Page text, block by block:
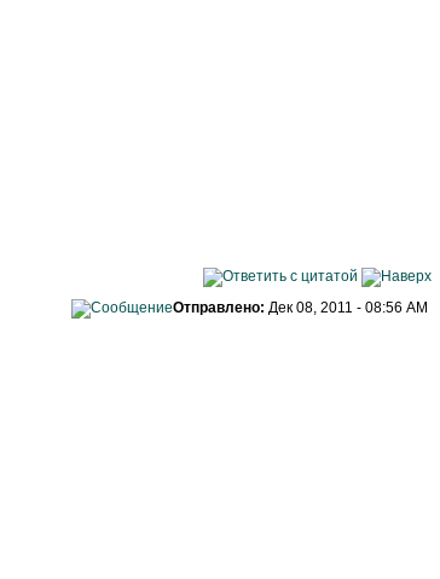
Отправлено: Дек 08, 2011 - 08:56 AM